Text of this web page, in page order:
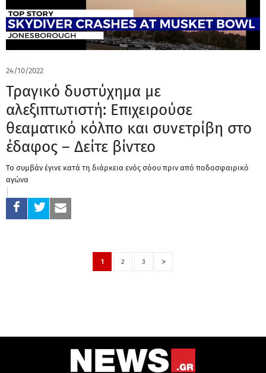
24/10/2022
Τραγικό δυστύχημα με
αλεξιπτωτιστή: Επιχειρούσε
θεαματικό κόλπο και συνετρίβη στο
έδαφος – Δείτε βίντεο
Το συμβάν έγινε κατά τη διάρκεια ενός σόου πριν από ποδοσφαιρικό
αγώνα
1 2 3 >